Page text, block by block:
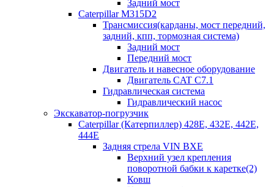
Задний мост
Caterpillar M315D2
Трансмиссия(карданы, мост передний,
задний, кпп, тормозная система)
Задний мост
Передний мост
Двигатель и навесное оборудование
Двигатель CAT C7.1
Гидравлическая система
Гидравлический насос
Экскаватор-погрузчик
Caterpillar (Катерпиллер) 428E, 432E, 442E,
444E
Задняя стрела VIN BXE
Верхний узел крепления
поворотной бабки к каретке(2)
Ковш